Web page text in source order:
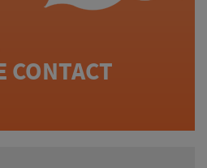
CONTACT